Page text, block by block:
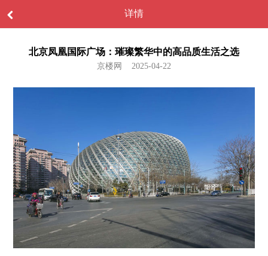
详情
北京凤凰国际广场：璀璨繁华中的高品质生活之选
京楼网 2025-04-22